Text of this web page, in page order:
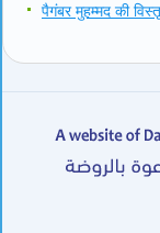
पैगंबर मुहम्मद की